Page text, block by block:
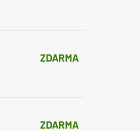
ZDARMA
ZDARMA